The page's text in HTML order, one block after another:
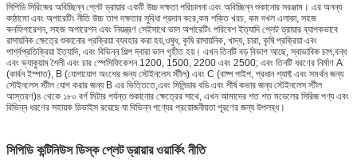
সিপিডি সিরিজের অবিচ্ছিন্ন প্লেট ড্রায়ার একটি উচ্চ দক্ষতা পরিচালনা এবং অবিচ্ছিন্ন শুকানোর সরঞ্জাম। এর অনন্য
কাঠামো এবং অপারেটিং নীতি উচ্চ তাপ দক্ষতার সুবিধা প্রদান করে,কম শক্তি খরচ, কম দখল এলাকা, সহজ
কনফিগারেশন, সহজ অপারেশন এবং নিয়ন্ত্রণ সেইসাথে ভাল অপারেটিং পরিবেশ ইত্যাদি প্লেট ড্রায়ার ব্যাপকভাবে
রাসায়নিক ক্ষেত্রে শুকানোর প্রক্রিয়া ব্যবহার করা হয়,ওষুধ, কৃষি রাসায়নিক, খাদ্য, চারা, কৃষি প্রক্রিয়া এবং
পার্শ্বপ্রতিক্রিয়া ইত্যাদি, এবং বিভিন্ন শিল্প দ্বারা ভাল গৃহীত হয়। এখন তিনটি বড় বিভাগ আছে, স্বাভাবিক চাপ,বন্ধ
এবং ভ্যাকুয়াম শৈলী এবং চার স্পেসিফিকেশন 1200, 1500, 2200 এবং 2500; এবং তিনটি ধরণের নির্মাণ A
(কার্বন ইস্পাত), B (যোগাযোগ অংশের জন্য স্টেইনলেস স্টীল) এবং C (বাষ্প পাইপ, প্রধান শ্যাফ্ট এবং সমর্থন জন্য
স্টেইনলেস স্টীল যোগ করার জন্য B এর ভিত্তিতে,এবং সিলিন্ডার বডি এবং শীর্ষ কভার জন্য স্টেইনলেস স্টীল
আস্তরণ)৪ থেকে ১৮০ বর্গ মিটার পর্যন্ত শুকানোর ক্ষেত্রের সাথে, এখন আমাদের শত শত মডেলের সিরিজ পণ্য এবং
বিভিন্ন ধরণের সহায়ক ডিভাইস রয়েছে যা বিভিন্ন পণ্যের প্রয়োজনীয়তা পূরণের জন্য উপলব্ধ।
সিপিডি কন্টিনিউস ডিস্ক প্লেট ড্রায়ার ওয়ার্কিং নীতি